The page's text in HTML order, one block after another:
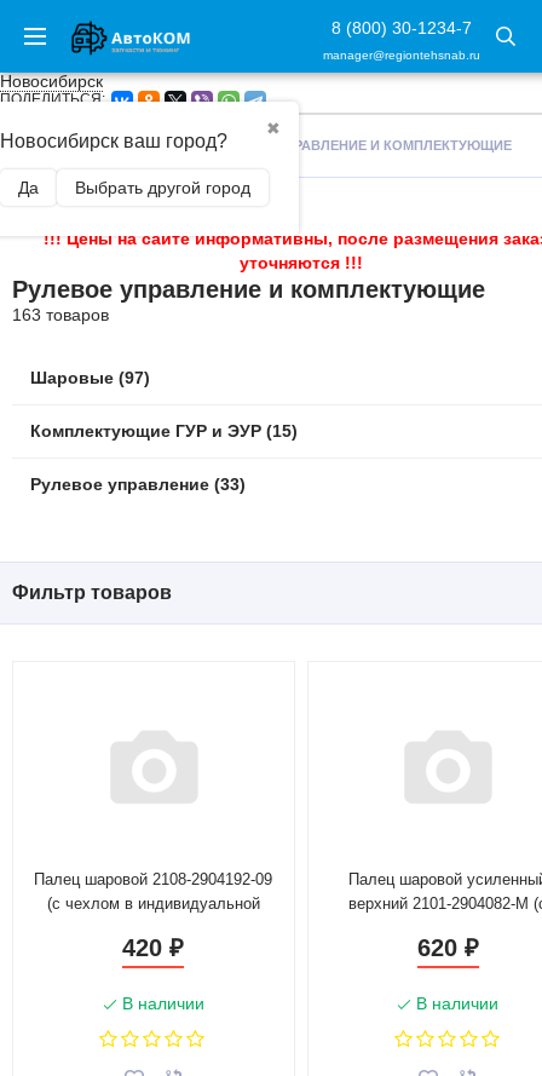
8 (800) 30-1234-7
manager@regiontehsnab.ru
Новосибирск
✖
Новосибирск ваш город?
Да Выбрать другой город
ПОДЕЛИТЬСЯ:
ГЛАВНАЯ / ЗАПЧАСТИ / РУЛЕВОЕ УПРАВЛЕНИЕ И КОМПЛЕКТУЮЩИЕ
!!! Цены на сайте информативны, после размещения
уточняются !!!
Рулевое управление и комплектующие
163 товаров
Шаровые (97)
Комплектующие ГУР и ЭУР (15)
Рулевое управление (33)
Фильтр товаров
Палец шаровой 2108-2904192-09
(с чехлом в индивидуальной
420₽
В наличии
Палец шаровой
верхний 2101-2904082-М
упаковке) "ТВ"
620 ₽
В наличии